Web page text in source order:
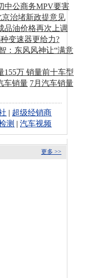
中公商务MPV要害
京治堵新政提意见
品油价格再次上调
变速器更给力?
：东风风神让“满意
155万 销量前十车型
车销量 7月汽车销量
| 超级经销商
测 |汽车视频
更多 >>